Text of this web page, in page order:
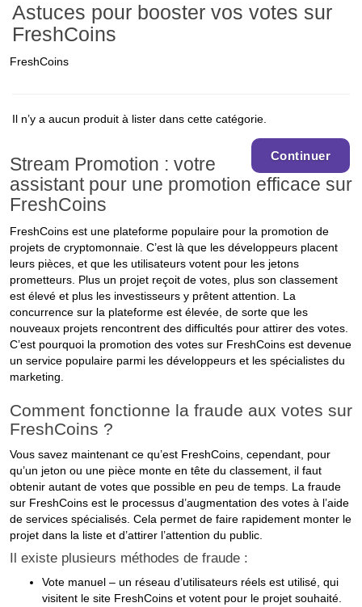
Astuces pour booster vos votes sur
FreshCoins
FreshCoins
Il n’y a aucun produit à lister dans cette catégorie.
Continuer
Stream Promotion : votre
assistant pour une promotion efficace sur
FreshCoins
FreshCoins est une plateforme populaire pour la promotion de
projets de cryptomonnaie. C’est là que les développeurs placent
leurs pièces, et que les utilisateurs votent pour les jetons
prometteurs. Plus un projet reçoit de votes, plus son classement
est élevé et plus les investisseurs y prêtent attention. La
concurrence sur la plateforme est élevée, de sorte que les
nouveaux projets rencontrent des difficultés pour attirer des votes.
C’est pourquoi la promotion des votes sur FreshCoins est devenue
un service populaire parmi les développeurs et les spécialistes du
marketing.
Comment fonctionne la fraude aux votes sur
FreshCoins ?
Vous savez maintenant ce qu’est FreshCoins, cependant, pour
qu’un jeton ou une pièce monte en tête du classement, il faut
obtenir autant de votes que possible en peu de temps. La fraude
sur FreshCoins est le processus d’augmentation des votes à l’aide
de services spécialisés. Cela permet de faire rapidement monter le
projet dans la liste et d’attirer l’attention du public.
Il existe plusieurs méthodes de fraude :
Vote manuel – un réseau d’utilisateurs réels est utilisé, qui
visitent le site FreshCoins et votent pour le projet souhaité.